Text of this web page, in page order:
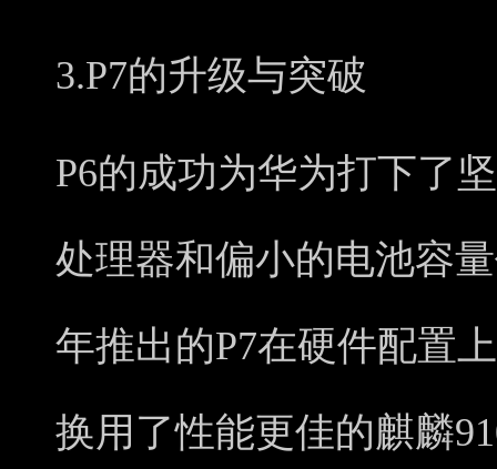
3.P7的升级与突破
P6的成功为华为打下了
处理器和偏小的电池容
年推出的P7在硬件配置
换用了性能更佳的麒麟